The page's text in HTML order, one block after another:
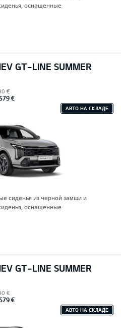
оснащенные
GT-LINE SUMMER
€
€
АВТО НА СКЛАДЕ
сиденья из черной замши и
оснащенные
GT-LINE SUMMER
€
€
АВТО НА СКЛАДЕ